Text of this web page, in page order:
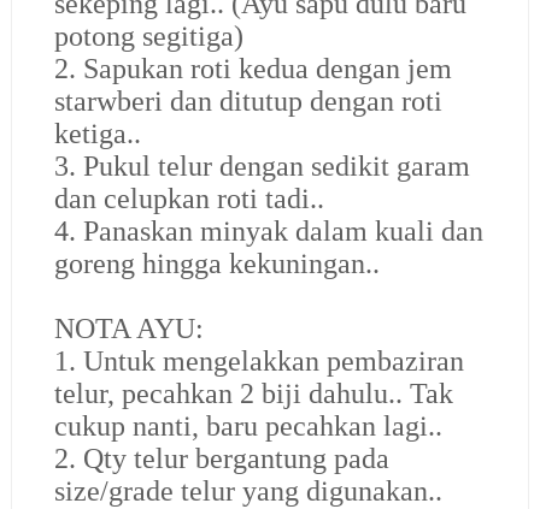
potong segitiga)
2. Sapukan roti kedua dengan jem
starwberi dan ditutup dengan roti
ketiga..
3. Pukul telur dengan sedikit garam
dan celupkan roti tadi..
4. Panaskan minyak dalam kuali dan
goreng hingga kekuningan..
NOTA AYU:
1. Untuk mengelakkan pembaziran
telur, pecahkan 2 biji dahulu.. Tak
cukup nanti, baru pecahkan lagi..
2. Qty telur bergantung pada
size/grade telur yang digunakan..